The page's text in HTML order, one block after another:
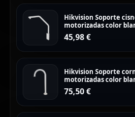
Hikvision Soporte
motorizadas color
45,98€
Hikvision Soporte
motorizadas color
75,50€